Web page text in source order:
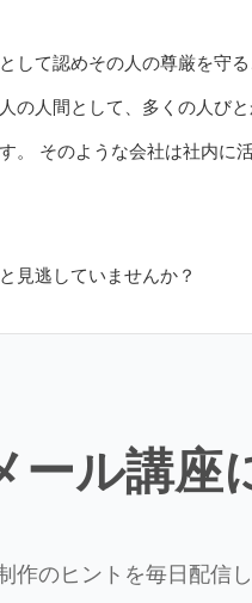
して認めその人の尊厳を守
の人間として、多くの人び
。 そのような会社は社内に
見逃していませんか？
ール講座
作のヒントを毎日配信